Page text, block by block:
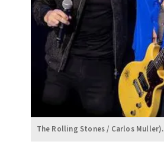
The Rolling Stones / Carlos Muller).